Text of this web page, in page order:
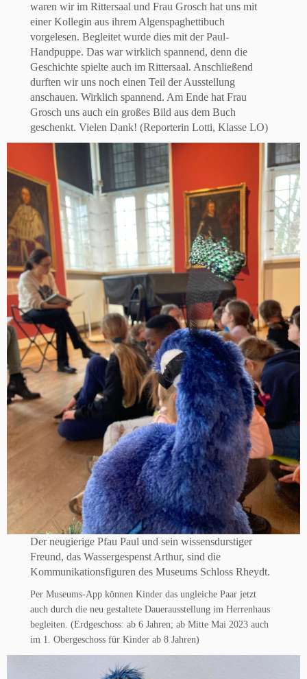
waren wir im Rittersaal und Frau Grosch hat uns mit
einer Kollegin aus ihrem Algenspaghettibuch
vorgelesen. Begleitet wurde dies mit der Paul-
Handpuppe. Das war wirklich spannend, denn die
Geschichte spielte auch im Rittersaal. Anschließend
durften wir uns noch einen Teil der Ausstellung
anschauen. Wirklich spannend. Am Ende hat Frau
Grosch uns auch ein großes Bild aus dem Buch
geschenkt. Vielen Dank! (Reporterin Lotti, Klasse LO)
Der neugierige Pfau Paul und sein wissensdurstiger
Freund, das Wassergespenst Arthur, sind die
Kommunikationsfiguren des Museums Schloss Rheydt.
Per Museums-App können Kinder das ungleiche Paar jetzt
auch durch die neu gestaltete Dauerausstellung im Herrenhaus
begleiten. (Erdgeschoss: ab 6 Jahren; ab Mitte Mai 2023 auch
im 1. Obergeschoss für Kinder ab 8 Jahren)